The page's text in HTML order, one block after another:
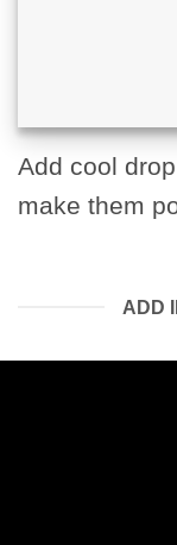
Add cool
make them
ADD